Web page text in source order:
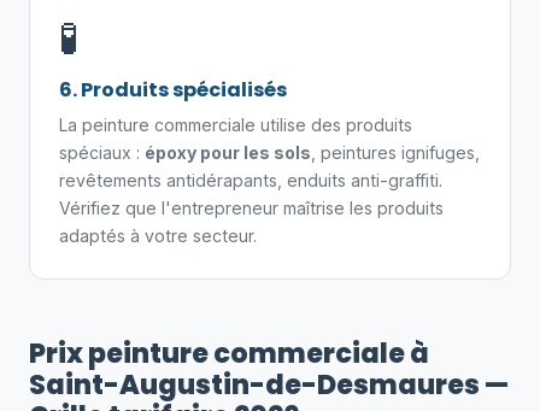
🧪
6. Produits spécialisés
La peinture commerciale utilise des produits
spéciaux : époxy pour les sols , peintures ignifuges,
revêtements antidérapants, enduits anti-graffiti.
Vérifiez que l'entrepreneur maîtrise les produits
adaptés à votre secteur.
Prix peinture commerciale à
Saint-Augustin-de-Desmaures —